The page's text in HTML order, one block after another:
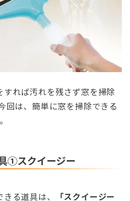
れば汚れを残さず窓を掃除
回は、簡単に窓を掃除できる
①スクイージー
る道具は、
「スクイージー